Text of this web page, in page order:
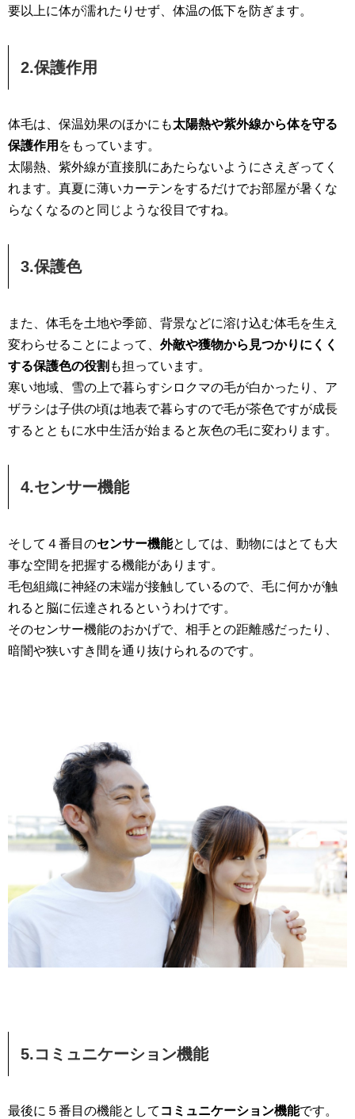
要以上に体が濡れたりせず、体温の低下を防ぎます。
2.保護作用
体毛は、保温効果のほかにも太陽熱や紫外線から体を守る
保護作用 をもっています。
太陽熱、紫外線が直接肌にあたらないようにさえぎってく
れます。真夏に薄いカーテンをするだけでお部屋が暑くな
らなくなるのと同じような役目ですね。
3.保護色
また、体毛を土地や季節、背景などに溶け込む体毛を生え
変わらせることによって、 外敵や獲物から見つかりにくく
する保護色の役割 も担っています。
寒い地域、雪の上で暮らすシロクマの毛が白かったり、ア
ザラシは子供の頃は地表で暮らすので毛が茶色ですが成長
するとともに水中生活が始まると灰色の毛に変わります。
4.センサー機能
そして４番目のセンサー機能としては、動物にはとても大
事な空間を把握する機能があります。
毛包組織に神経の末端が接触しているので、毛に何かが触
れると脳に伝達されるというわけです。
そのセンサー機能のおかげで、相手との距離感だったり、
暗闇や狭いすき間を通り抜けられるのです。
5.コミュニケーション機能
最後に５番目の機能として コミュニケーション機能です。